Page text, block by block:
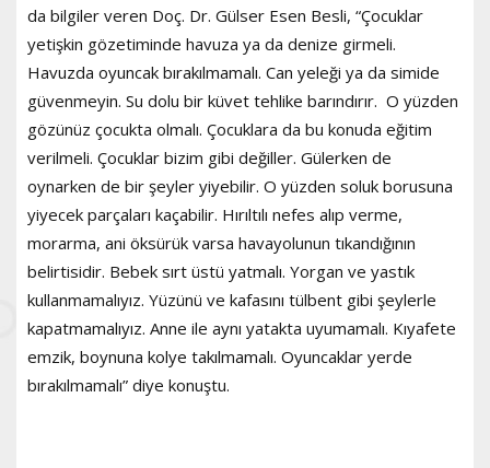
da bilgiler veren Doç. Dr. Gülser Esen Besli, “Çocuklar
yetişkin gözetiminde havuza ya da denize girmeli.
Havuzda oyuncak bırakılmamalı. Can yeleği ya da simide
güvenmeyin. Su dolu bir küvet tehlike barındırır. O yüzden
gözünüz çocukta olmalı. Çocuklara da bu konuda eğitim
verilmeli. Çocuklar bizim gibi değiller. Gülerken de
oynarken de bir şeyler yiyebilir. O yüzden soluk borusuna
yiyecek parçaları kaçabilir. Hırıltılı nefes alıp verme,
morarma, ani öksürük varsa havayolunun tıkandığının
belirtisidir. Bebek sırt üstü yatmalı. Yorgan ve yastık
kullanmamalıyız. Yüzünü ve kafasını tülbent gibi şeylerle
kapatmamalıyız. Anne ile aynı yatakta uyumamalı. Kıyafete
emzik, boynuna kolye takılmamalı. Oyuncaklar yerde
bırakılmamalı” diye konuştu.